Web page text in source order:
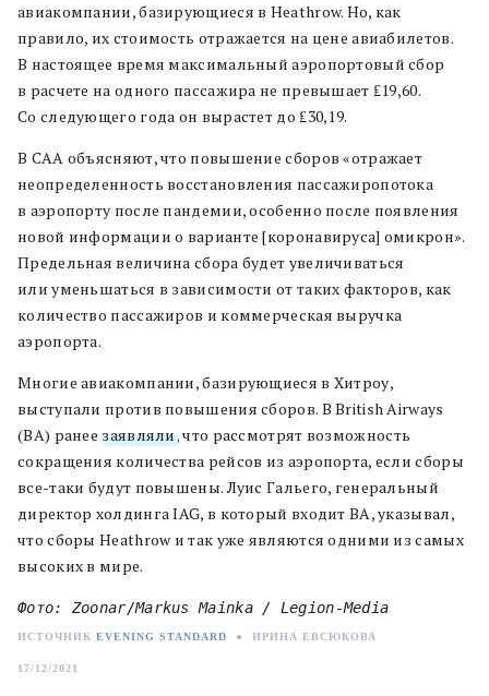
авиакомпании, базирующиеся в Heathrow. Но, как
правило, их стоимость отражается на цене авиабилетов.
В настоящее время максимальный аэропортовый сбор
в расчете на одного пассажира не превышает ₤19,60.
Со следующего года он вырастет до ₤30,19.
В CAA объясняют, что повышение сборов «отражает
неопределенность восстановления пассажиропотока
в аэропорту после пандемии, особенно после появления
новой информации о варианте [коронавируса] омикрон».
Предельная величина сбора будет увеличиваться
или уменьшаться в зависимости от таких факторов, как
количество пассажиров и коммерческая выручка
аэропорта.
Многие авиакомпании, базирующиеся в Хитроу,
выступали против повышения сборов. В British Airways
(BA) ранее заявляли, что рассмотрят возможность
сокращения количества рейсов из аэропорта, если сборы
все-таки будут повышены. Луис Гальего, генеральный
директор холдинга IAG, в который входит BA, указывал,
что сборы Heathrow и так уже являются одними из самых
высоких в мире.
Фото: Zoonar/Markus Mainka / Legion-Media
ИСТОЧНИК EVENING STANDARD ● ИРИНА ЕВСЮКОВА
17/12/2021